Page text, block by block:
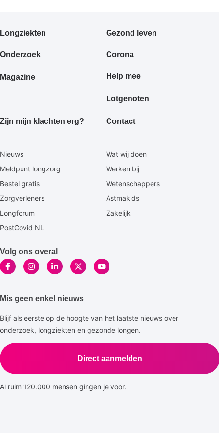
Primair
Longziekten Gezond leven
Onderzoek Corona
Magazine Help mee
Lotgenoten
Zijn mijn klachten erg? Contact
Secundaire
Nieuws
Wat wij doen
Meldpunt longzorg
Werken bij
Bestel gratis
Wetenschappers
Zorgverleners
Astmakids
Longforum
Zakelijk
PostCovid NL
Volg ons overal
Mis geen enkel nieuws
Blijf als eerste op de hoogte van het laatste nieuws over
onderzoek, longziekten en gezonde longen.
Direct aanmelden
Al ruim 120.000 mensen gingen je voor.